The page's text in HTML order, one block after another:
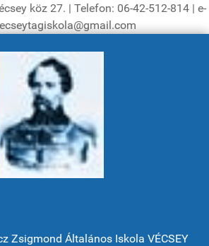
köz 27. | Telefon: 06-42-512-814 | e-
Zsigmond Általános Iskola VÉCSEY